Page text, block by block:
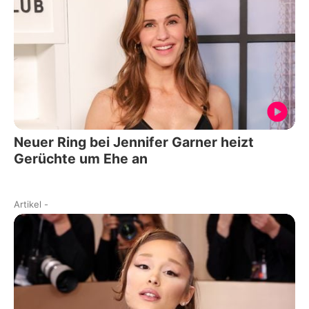
Neuer Ring bei Jennifer Garner heizt
Gerüchte um Ehe an
Artikel -